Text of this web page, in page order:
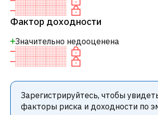
Фактор доходности
Значительно недооценена
Зарегистрируйтесь, чтобы
факторы риска и доходности по